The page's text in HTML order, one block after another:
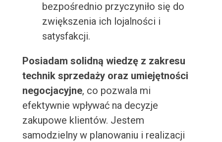
bezpośrednio przyczyniło się do
zwiększenia ich lojalności i
satysfakcji.
Posiadam solidną wiedzę z zakresu
technik sprzedaży oraz umiejętności
negocjacyjne, co pozwala mi
efektywnie wpływać na decyzje
zakupowe klientów. Jestem
samodzielny w planowaniu i realizacji